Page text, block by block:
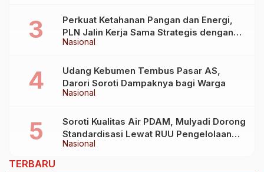
Nasional
Perkuat Ketahanan Pangan dan Energi,
PLN Jalin Kerja Sama Strategis dengan
Kementerian Kelautan dan Perikanan
Nasional
Udang Kebumen Tembus Pasar AS,
Darori Soroti Dampaknya bagi Warga
Nasional
Soroti Kualitas Air PDAM, Mulyadi Dorong
Standardisasi Lewat RUU Pengelolaan
Air Minum
TERBARU